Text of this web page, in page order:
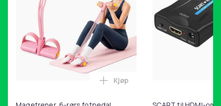
Legg Magetrener, 6-rørs
Kjøp